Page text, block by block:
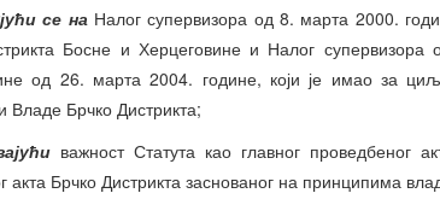
се на Налог супервизора од 8. марта 2000.
Босне и Херцеговине и Налог супервизора
од 26. марта 2004. године, који је имао за
Владе Брчко Дистрикта;
важност Статута као главног проведбеног
акта Брчко Дистрикта заснованог на принципима